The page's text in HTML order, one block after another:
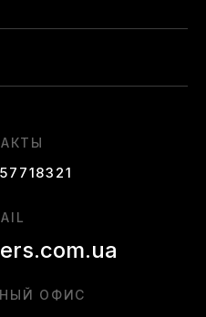
средства по уходу.
мужские для спорта?
эксплуатацию,
активностей и регулярно
ОФИС